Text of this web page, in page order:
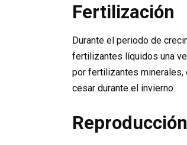
Fertilización
Durante el periodo de
fertilizantes líquidos una
por fertilizantes minerales,
cesar durante el invierno.